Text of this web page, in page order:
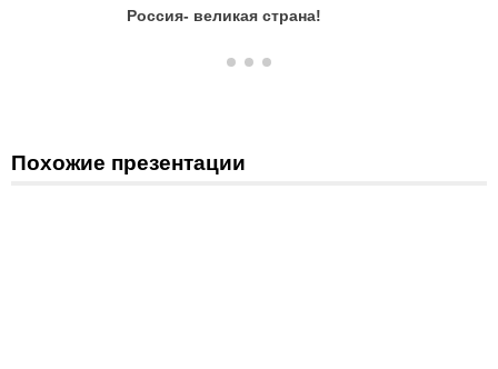
Россия- великая страна!
Похожие презентации